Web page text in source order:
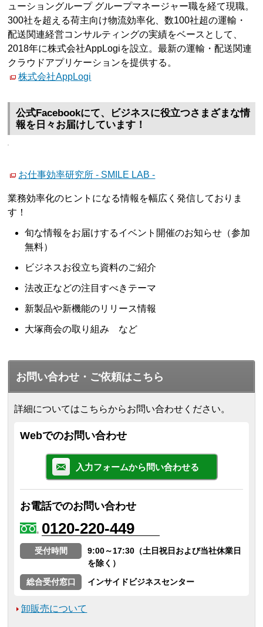
ューショングループ グループマネージャー職を経て現職。
300社を超える荷主向け物流効率化、数100社超の運輸・
配送関連経営コンサルティングの実績をベースとして、
2018年に株式会社AppLogiを設立。最新の運輸・配送関連
クラウドアプリケーションを提供する。
株式会社AppLogi
公式Facebookにて、ビジネスに役立つさまざまな情
報を日々お届けしています！
お仕事効率研究所 - SMILE LAB -
業務効率化のヒントになる情報を幅広く発信しておりま
す！
旬な情報をお届けするイベント開催のお知らせ（参加
無料）
ビジネスお役立ち資料のご紹介
法改正などの注目すべきテーマ
新製品や新機能のリリース情報
大塚商会の取り組み など
お問い合わせ・ご依頼はこちら
詳細についてはこちらからお問い合わせください。
Webでのお問い合わせ
入力フォームから問い合わせる
お電話でのお問い合わせ
0120-220-449
受付時間
9:00～17:30（土日祝日および当社休業日
を除く）
総合受付窓口
インサイドビジネスセンター
卸販売について